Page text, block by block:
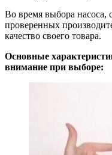
Во время выбора насоса,
проверенных
качество своего товара.
Основные
внимание при выборе: